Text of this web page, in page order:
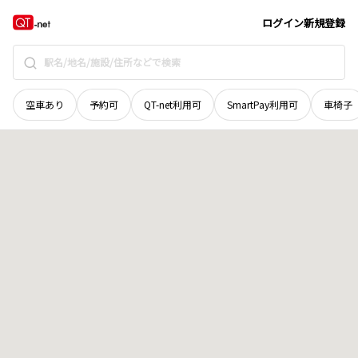
ログイン新規登録
空車あり 予約可 QT-net利用可 SmartPay利用可 車椅子
秋田県